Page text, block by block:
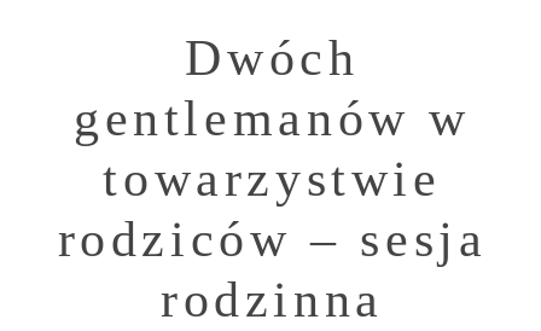
Dwóch
gentlemanów w
towarzystwie
rodziców – sesja
rodzinna